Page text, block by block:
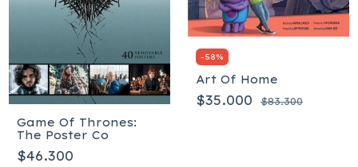
Game Of Thrones:
The Poster Co
$46.300
-58%
Art Of Home
$35.000 $83.300